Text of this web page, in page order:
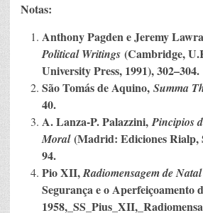
Notas:
Anthony Pagden e Jeremy
Political Writings (Cambridge,
University Press, 1991), 302–304.
São Tomás de Aquino, Summa
40.
A. Lanza-P. Palazzini,Pincipios
Moral(Madrid: Ediciones Rialp,
94.
Pio XII,Radiomensagem de
Segurança e o Aperfeiçoamento